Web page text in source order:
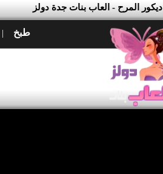
ديكور المرح - العاب بنات جدة دولز
طبخ |